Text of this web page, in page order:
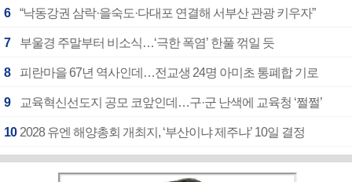
6 “낙동강권 삼락·을숙도·다대포 연결해 서부산 관광 키우자”
7 부울경 주말부터 비소식…‘극한 폭염’ 한풀 꺾일 듯
8 피란마을 67년 역사인데…전교생 24명 아미초 통폐합 기로
9 교육혁신선도지 공모 코앞인데…구·군 난색에 교육청 ‘쩔쩔’
10 2028 유엔 해양총회 개최지, ‘부산이냐 제주냐’ 10일 결정